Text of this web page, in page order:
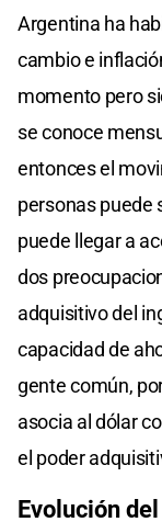
Argentina ha
cambio e
momento pero
se conoce
entonces el
personas puede
puede llegar a
dos
adquisitivo del
capacidad de
gente común,
asocia al dólar
el poder